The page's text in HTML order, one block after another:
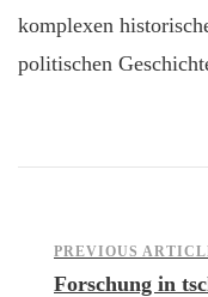
komplexen
politischen
Post
PREVIOUS
Forschung in